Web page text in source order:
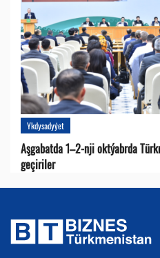
Ykdysadyýet
Aşgabatda 1–2-nji oktýabrda
geçiriler